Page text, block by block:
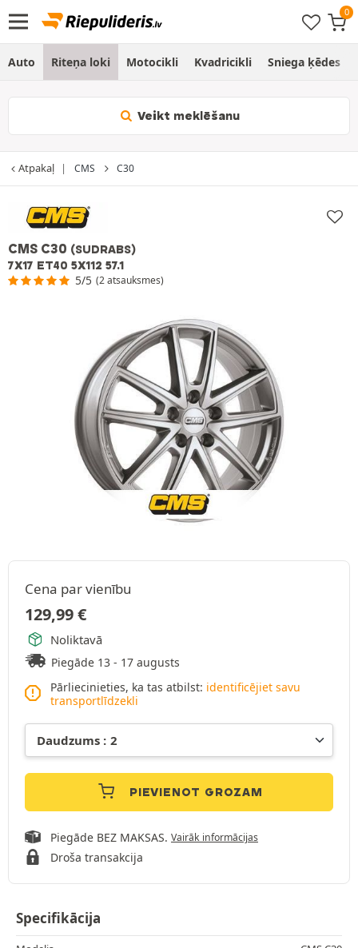
Auto Riteņa loki Motocikli Kvadricikli Sniega ķēdes
Veikt meklēšanu
Atpakaļ CMS C30
CMS C30 (SUDRABS)
7X17 ET40 5X112 57.1
5/5 (2 atsauksmes)
Cena par vienību
129,99€
Noliktavā
Piegāde 13 - 17 augusts
Pārliecinieties, ka tas atbilst: identificējiet savu
transportlīdzekli
PIEVIENOT GROZAM
Piegāde BEZ MAKSAS. Vairāk informācijas
Droša transakcija
Specifikācija